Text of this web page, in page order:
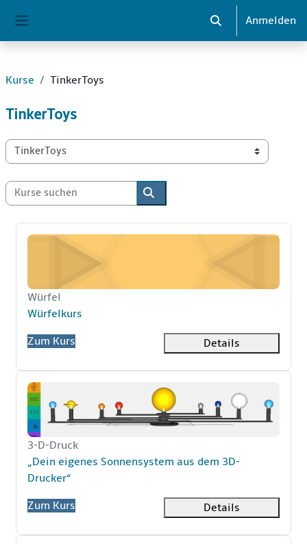
Sucheingabe
Anmelden
Kurse TinkerToys
TinkerToys
Kursbereiche
Kurse suchen
Kurse suchen
Würfelkurs
Kurzer Kursname
Würfel
Kursname
Würfelkurs
Zum Kurs
Details
„Dein eigenes Sonnensystem aus dem 3D-Drucker“
Kurzer Kursname
3-D-Druck
Kursname
„Dein eigenes Sonnensystem aus dem 3D-
Drucker“
Zum Kurs
Details